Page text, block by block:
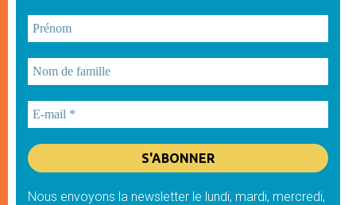
Nous envoyons la newsletter le lundi, mardi, mercredi,